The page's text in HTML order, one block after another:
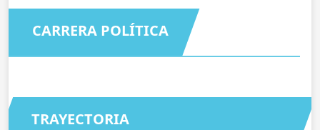
CARRERA POLÍTICA
TRAYECTORIA